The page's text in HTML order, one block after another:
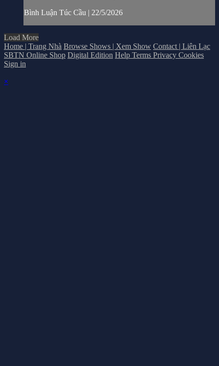
Bình Luận Túc Cầu | 22/5/2026
Load More
Home | Trang Nhà Browse Shows | Xem Show Contact | Liên Lạc
SBTN Online Shop Digital Edition Help Terms Privacy Cookies
Sign in
×